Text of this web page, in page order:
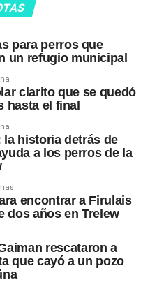
para perros que
un refugio municipal
clarito que se quedó
hasta el final
la historia detrás de
a los perros de la
encontrar a Firulais
dos años en Trelew
rescataron a
que cayó a un pozo